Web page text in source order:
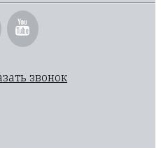
звонок